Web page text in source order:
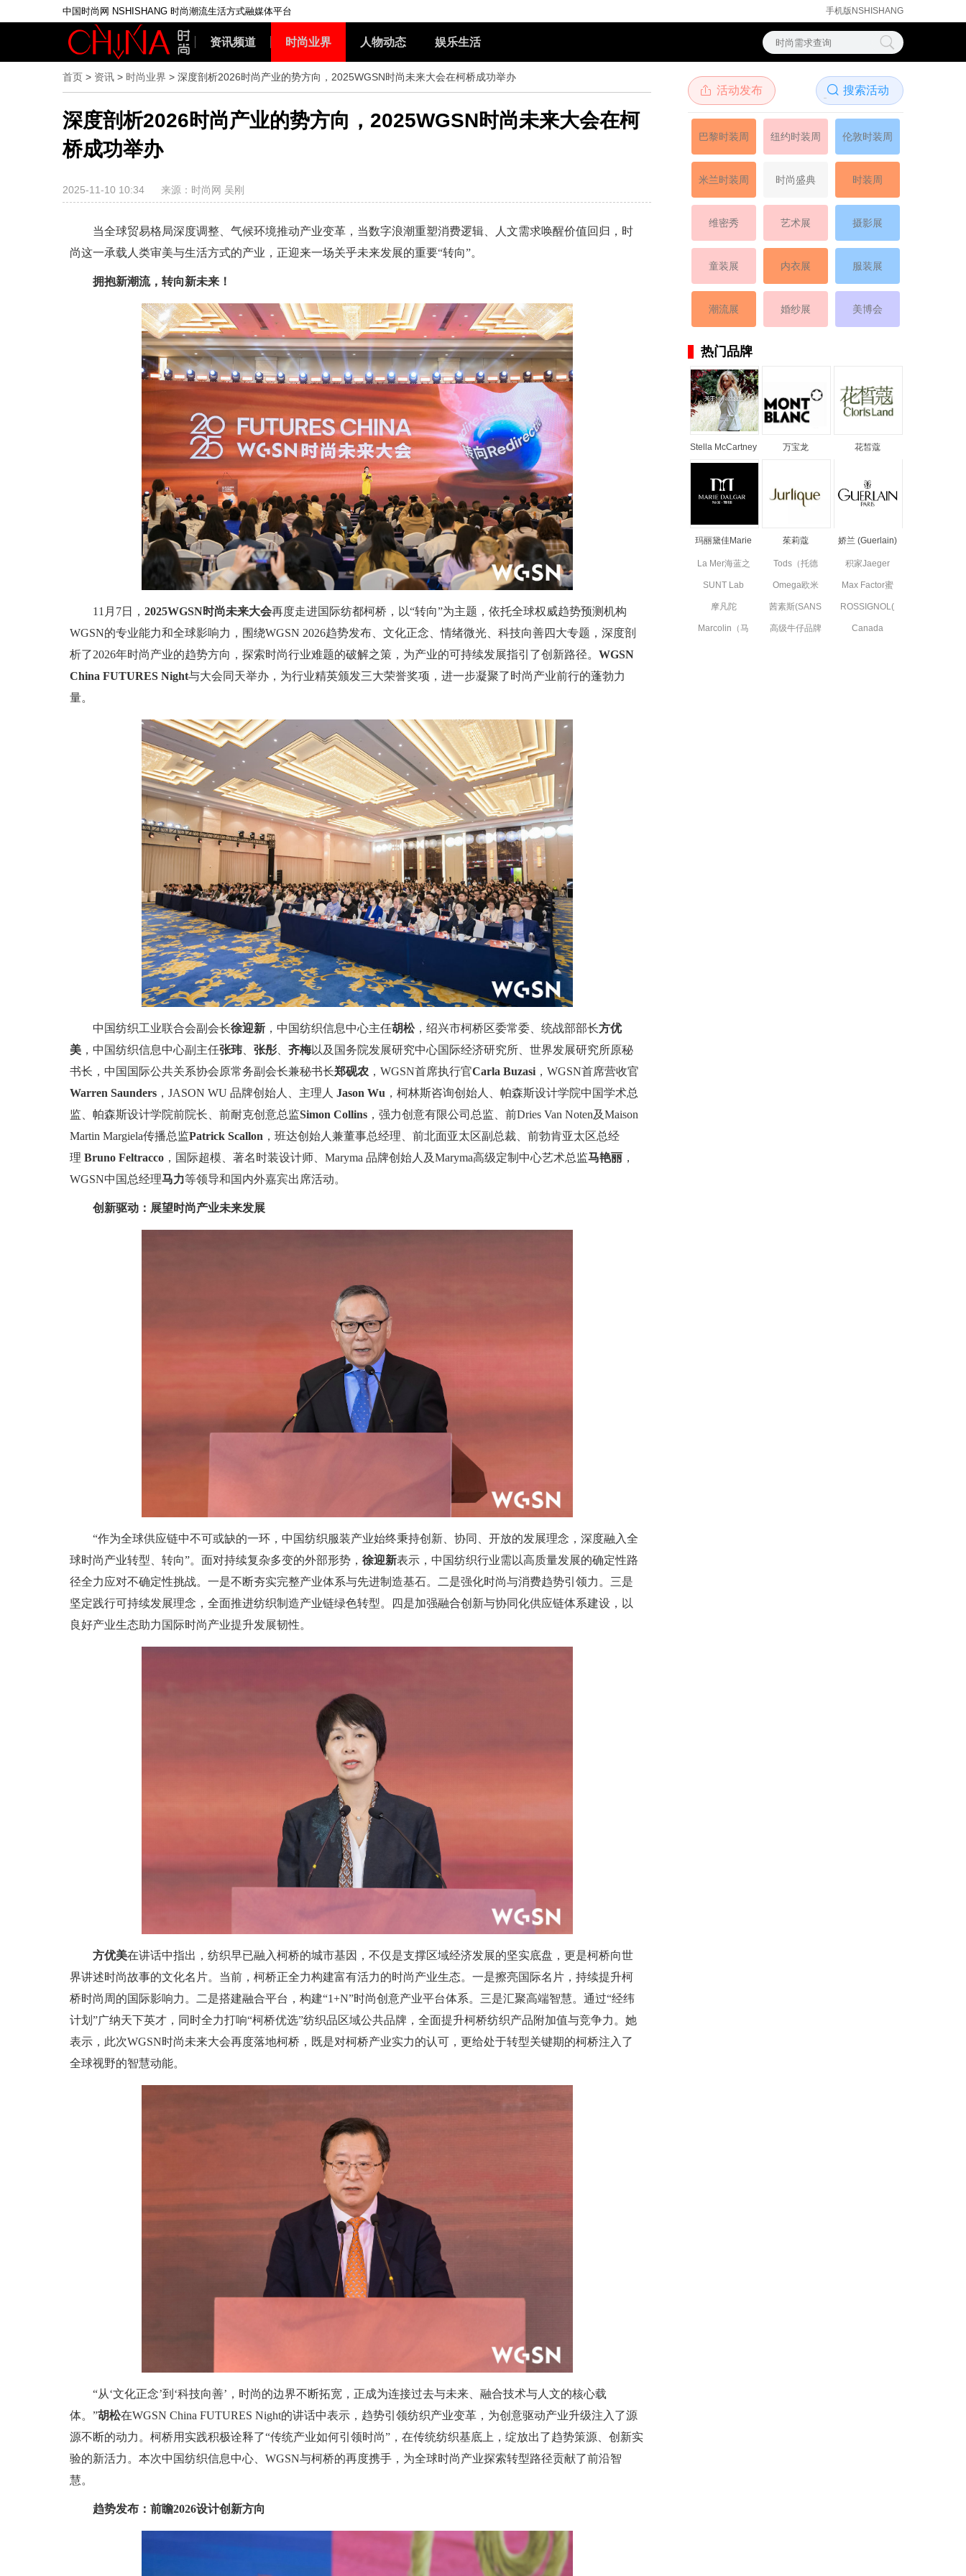
中国时尚网 NSHISHANG 时尚潮流生活方式融媒体平台 手机版NSHISHANG
资讯频道 时尚业界 人物动态 娱乐生活
首页 > 资讯 > 时尚业界 > 深度剖析2026时尚产业的势方向，2025WGSN时尚未来大会在柯桥成功举办
深度剖析2026时尚产业的势方向，2025WGSN时尚未来大会在柯
桥成功举办
2025-11-10 10:34 来源：时尚网 吴刚
当全球贸易格局深度调整、气候环境推动产业变革，当数字浪潮重塑消费逻辑、人文需求唤醒价值回归，时
尚这一承载人类审美与生活方式的产业，正迎来一场关乎未来发展的重要“转向”。
拥抱新潮流，转向新未来！
11月7日， 2025WGSN时尚未来大会再度走进国际纺都柯桥，以“转向”为主题，依托全球权威趋势预测机构
WGSN的专业能力和全球影响力，围绕WGSN 2026趋势发布、文化正念、情绪微光、科技向善四大专题，深度剖
析了2026年时尚产业的趋势方向，探索时尚行业难题的破解之策，为产业的可持续发展指引了创新路径。 WGSN
China FUTURES Night与大会同天举办，为行业精英颁发三大荣誉奖项，进一步凝聚了时尚产业前行的蓬勃力
量。
中国纺织工业联合会副会长徐迎新 ，中国纺织信息中心主任胡松，绍兴市柯桥区委常委、统战部部长方优
美 ，中国纺织信息中心副主任张玮 张彤 、齐梅以及国务院发展研究中心国际经济研究所、世界发展研究所原秘
书长，中国国际公共关系协会原常务副会长兼秘书长郑砚农 ，WGSN首席执行官Carla Buzasi ，WGSN首席营收官
Warren Saunders ，JASON WU 品牌创始人、主理人 Jason Wu ，柯林斯咨询创始人、帕森斯设计学院中国学术总
监、帕森斯设计学院前院长、前耐克创意总监Simon Collins ，强力创意有限公司总监、前Dries Van Noten及Maison
Martin Margiela传播总监Patrick Scallon ，班达创始人兼董事总经理、前北面亚太区副总裁、前勃肯亚太区总经
理 Bruno Feltracco ，国际超模、著名时装设计师、Maryma 品牌创始人及Maryma高级定制中心艺术总监马艳丽 ，
WGSN中国总经理马力等领导和国内外嘉宾出席活动。
创新驱动：展望时尚产业未来发展
“作为全球供应链中不可或缺的一环，中国纺织服装产业始终秉持创新、协同、开放的发展理念，深度融入全
球时尚产业转型、转向”。面对持续复杂多变的外部形势， 徐迎新表示，中国纺织行业需以高质量发展的确定性路
径全力应对不确定性挑战。一是不断夯实完整产业体系与先进制造基石。二是强化时尚与消费趋势引领力。三是
坚定践行可持续发展理念，全面推进纺织制造产业链绿色转型。四是加强融合创新与协同化供应链体系建设，以
良好产业生态助力国际时尚产业提升发展韧性。
方优美在讲话中指出，纺织早已融入柯桥的城市基因，不仅是支撑区域经济发展的坚实底盘，更是柯桥向世
界讲述时尚故事的文化名片。当前，柯桥正全力构建富有活力的时尚产业生态。一是擦亮国际名片，持续提升柯
桥时尚周的国际影响力。二是搭建融合平台，构建“1+N”时尚创意产业平台体系。三是汇聚高端智慧。通过“经纬
计划”广纳天下英才，同时全力打响“柯桥优选”纺织品区域公共品牌，全面提升柯桥纺织产品附加值与竞争力。她
表示，此次WGSN时尚未来大会再度落地柯桥，既是对柯桥产业实力的认可，更给处于转型关键期的柯桥注入了
全球视野的智慧动能。
“从‘文化正念’到‘科技向善’，时尚的边界不断拓宽，正成为连接过去与未来、融合技术与人文的核心载
体。”胡松在WGSN China FUTURES Night的讲话中表示，趋势引领纺织产业变革，为创意驱动产业升级注入了源
源不断的动力。柯桥用实践积极诠释了“传统产业如何引领时尚”，在传统纺织基底上，绽放出了趋势策源、创新实
验的新活力。本次中国纺织信息中心、WGSN与柯桥的再度携手，为全球时尚产业探索转型路径贡献了前沿智
慧。
趋势发布：前瞻2026设计创新方向
 活动发布  搜索活动
巴黎时装周 纽约时装周 伦敦时装周
米兰时装周 时尚盛典 时装周
维密秀 艺术展 摄影展
童装展 内衣展 服装展
潮流展 婚纱展 美博会
热门品牌
Stella McCartney
丝黛拉•麦卡妮品
牌资料介绍
万宝龙
花皙蔻
玛丽黛佳Marie
简介
茱莉蔻
资料简介
娇兰 (Guerlain)
La Mer海蓝之
Tods（托德
简介
积家Jaeger
牌资料简介
SUNT Lab
下童装)全新
副线品牌资料
Omega欧米
介
Max Factor蜜
摩凡陀
牌资料简介
茜素斯(SANS
资料简介
ROSSIGNOL(卢
Marcolin（马
高级牛仔品牌
Canada